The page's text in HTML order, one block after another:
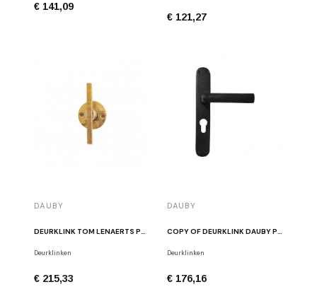
€ 141,09
€ 121,27
DAUBY
Deurklinken
€ 215,33
DAUBY
Deurklinken
€ 176,16